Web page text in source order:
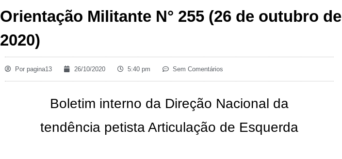
Orientação Militante N° 255 (26 de outubro de
2020)
Por pagina13 26/10/2020 5:40 pm Sem Comentários
Boletim interno da Direção Nacional da
tendência petista Articulação de Esquerda